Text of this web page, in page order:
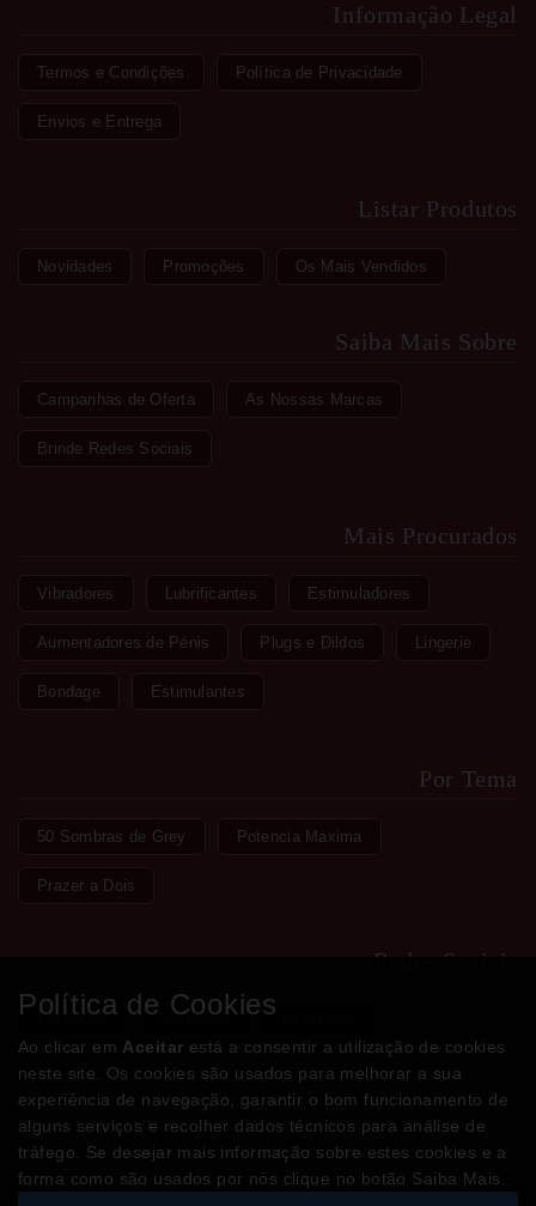
Informação Legal
Termos e Condições Política de Privacidade
Envios e Entrega
Listar Produtos
Novidades Promoções Os Mais Vendidos
Saiba Mais Sobre
Campanhas de Oferta As Nossas Marcas
Brinde Redes Sociais
Mais Procurados
Vibradores Lubrificantes Estimuladores
Aumentadores de Pénis Plugs e Dildos Lingerie
Bondage Estimulantes
Por Tema
50 Sombras de Grey Potencia Maxima
Prazer a Dois
Redes Sociais
Facebook Instagram
Métodos de Pagamento
Política de Cookies
Ao clicar em Aceitar está a consentir a utilização de cookies
neste site. Os cookies são usados para melhorar a sua
experiência de navegação, garantir o bom funcionamento de
alguns serviços e recolher dados técnicos para análise de
tráfego. Se desejar mais informação sobre estes cookies e a
forma como são usados por nós clique no botão Saiba Mais.